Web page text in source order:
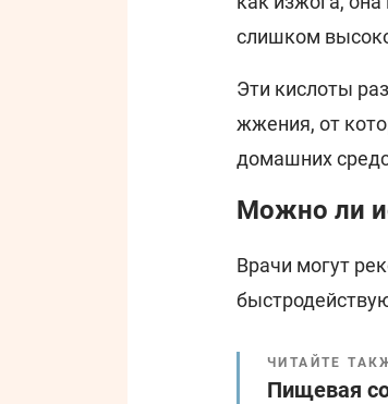
слишком
Эти кислоты
жжения, от
домашних
Можно ли
Врачи могут
ЧИТАЙТЕ
Пищевая